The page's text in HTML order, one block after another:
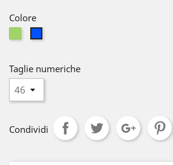
Colore
Taglie numeriche
Condividi